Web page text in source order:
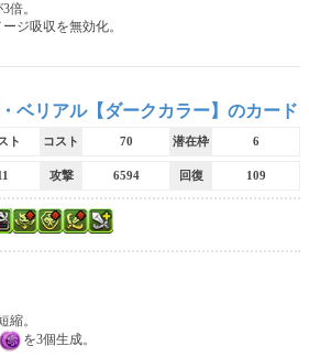
覚醒無効回復
3 5
8
究極進化
倍。
ジ吸収を無効化。
ベリアル【ダークカラー】のカード
ト コスト 70 潜在枠 6
攻撃 6594 回復 109
縮。
を3個生成。